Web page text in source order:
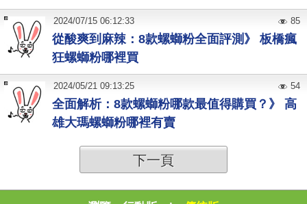
從酸爽到麻辣：8款螺螄粉全面評測》 板橋瘋
狂螺螄粉哪裡買
2024/07/15 06:12:33 85
全面解析：8款螺螄粉哪款最值得購買？》 高
雄大瑪螺螄粉哪裡有賣
2024/05/21 09:13:25 54
下一頁